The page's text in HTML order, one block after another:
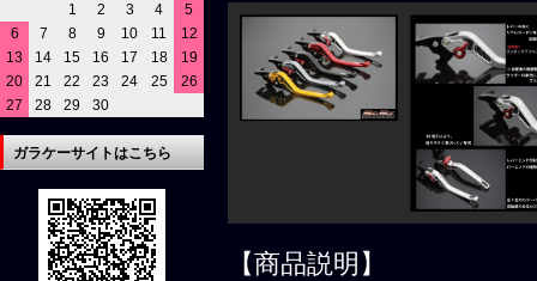
【商品説明】
1 2 3 4
5
6
7 8 9 10 11
12
13
14 15 16 17 18
19
20
21 22 23 24 25
26
27
28 29 30
ガラケーサイトはこちら